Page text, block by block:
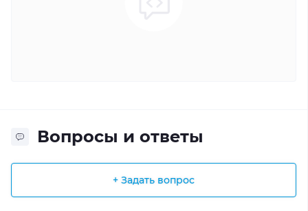
Вопросы и ответы
+ Задать вопрос